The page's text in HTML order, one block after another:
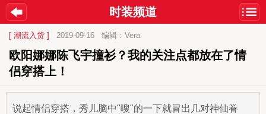
时装频道
[ 潮流入货 ] 2019-09-16 编辑：Vera
欧阳娜娜陈飞宇撞衫？我的关注点都放在了情
侣穿搭上！
说起情侣穿搭，秀儿脑中"嗖"的一下就冒出几对神仙眷